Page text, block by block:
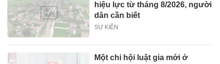
hiệu lực từ tháng 8/2026, người
dân cần biết
SỰ KIỆN
Một chi hội luật gia mới ở